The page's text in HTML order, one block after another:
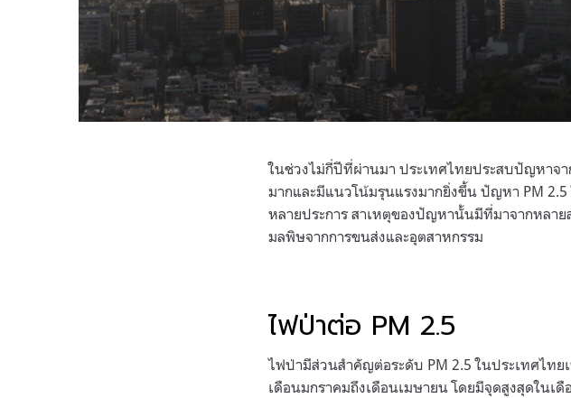
ในช่วงไม่กี่ปีที่ผ่านมา ประเทศไทยประสบปัญหาจา
มากและมีแนวโน้มรุนแรงมากยิ่งขึ้น ปัญหา PM
หลายประการ สาเหตุของปัญหานั้นมีที่มาจากหลาย
มลพิษจากการขนส่งและอุตสาหกรรม
ไฟป่าต่อ PM 2.5
ไฟป่ามีส่วนสำคัญต่อระดับ PM 2.5 ในประเทศไท
เดือนมกราคมถึงเดือนเมษายน โดยมีจุดสูงสุดในเ